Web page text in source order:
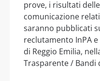
prove, i risultati
comunicazione
saranno pubblicati
reclutamento InPA
di Reggio Emilia,
Trasparente / Bandi